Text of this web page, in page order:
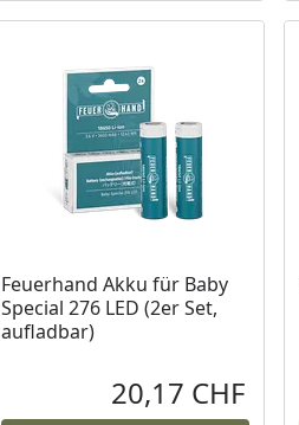
Feuerhand Akku für Baby
Special 276 LED (2er Set,
aufladbar)
20,17 CHF